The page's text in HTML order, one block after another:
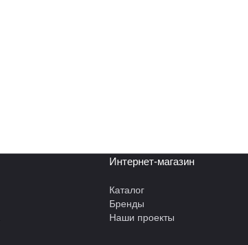
Интернет-магазин
Каталог
Бренды
Наши проекты